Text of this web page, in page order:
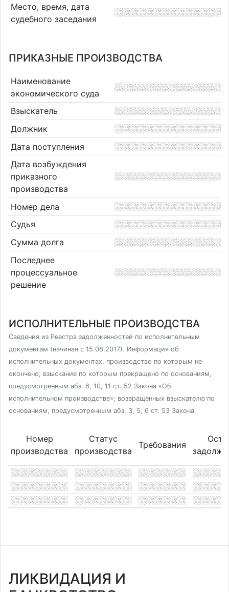
Место, время, дата
судебного заседания
ПРИКАЗНЫЕ ПРОИЗВОДСТВА
Наименование
экономического суда
Взыскатель
Должник
Дата поступления
Дата возбуждения
приказного
производства
Номер дела
Судья
Сумма долга
Последнее
процессуальное
решение
ИСПОЛНИТЕЛЬНЫЕ ПРОИЗВОДСТВА
Сведения из Реестра задолженностей по исполнительным
документам (начиная с 15.08.2017). Информация об
исполнительных документах, производство по которым не
окончено; взыскание по которым прекращено по основаниям,
предусмотренным абз. 6, 10, 11 ст. 52 Закона «Об
исполнительном производстве»; возвращенных взыскателю по
основаниям, предусмотренным абз. 3, 5, 6 ст. 53 Закона
Номер
производства
Статус
производства
Требования
ЛИКВИДАЦИЯ И